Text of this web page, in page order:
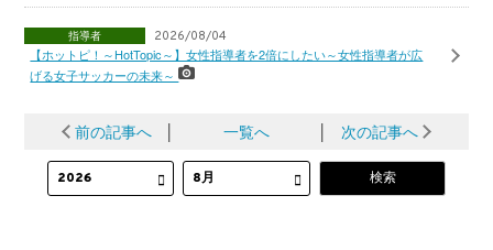
指導者 2026/08/04
【ホットピ！～HotTopic～】女性指導者を2倍にしたい～女性指導者が広
げる女子サッカーの未来～
前の記事へ │ 一覧へ │ 次の記事へ